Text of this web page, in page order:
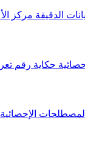
الدقيقة مركز
حكاية رقم
الإحصائية